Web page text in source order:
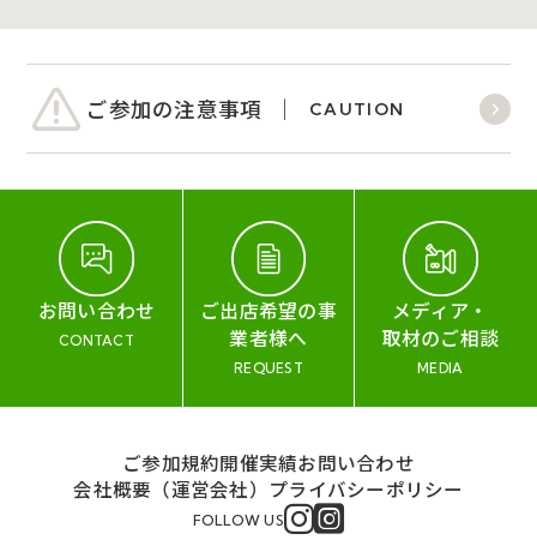
ご参加の注意事項 CAUTION
お問い合わせ
CONTACT
ご出店希望の事
業者様へ
REQUEST
メディア・
取材のご相談
MEDIA
ご参加規約開催実績お問い合わせ
会社概要（運営会社） プライバシーポリシー
FOLLOW US